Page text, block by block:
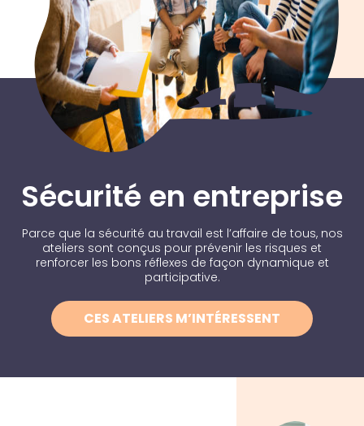
Sécurité en entreprise
Parce que la sécurité au travail est l’affaire de tous, nos
ateliers sont conçus pour prévenir les risques et
renforcer les bons réflexes de façon dynamique et
participative.
CES ATELIERS M’INTÉRESSENT